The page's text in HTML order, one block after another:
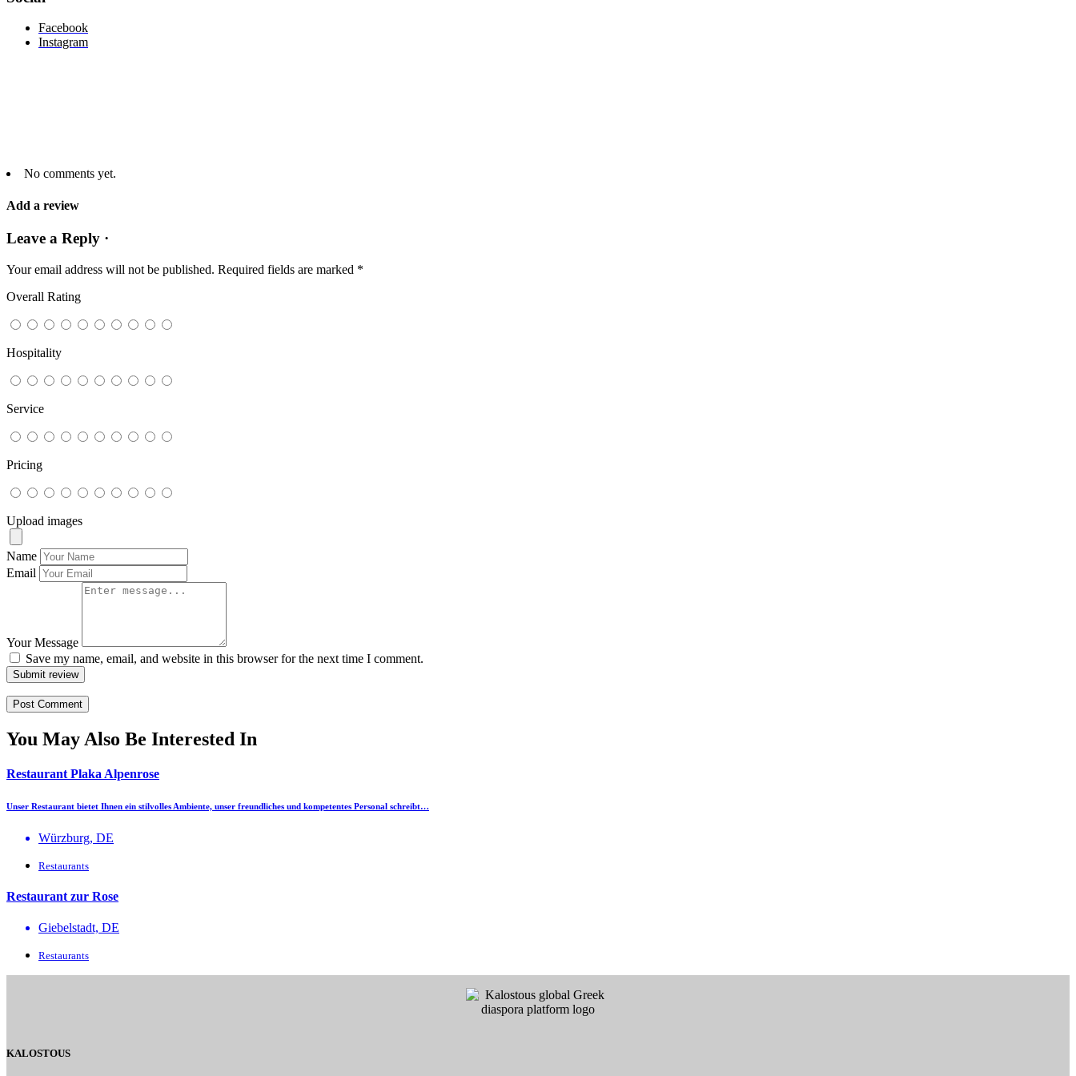
Facebook
Instagram
No comments yet.
Add a review
Leave a Reply ·
Your email address will not be published. Required fields are marked *
Overall Rating
Hospitality
Service
Pricing
Upload images
Name
Email
Your Message
Save my name, email, and website in this browser for the next time I comment.
Submit review
You May Also Be Interested In
Restaurant Plaka Alpenrose
Unser Restaurant bietet Ihnen ein stilvolles Ambiente, unser freundliches und kompetentes Personal schreibt…
Würzburg, DE
Restaurants
Restaurant zur Rose
Giebelstadt, DE
Restaurants
KALOSTOUS